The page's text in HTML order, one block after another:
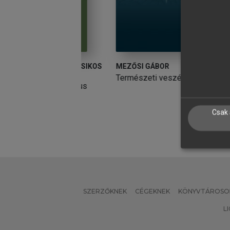
MEZŐSI GÁBOR
Természeti veszélyek
SZERZŐKNEK CÉGEKNEK
Csak